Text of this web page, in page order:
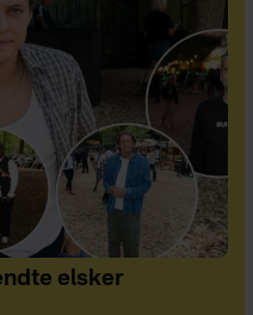
elsker